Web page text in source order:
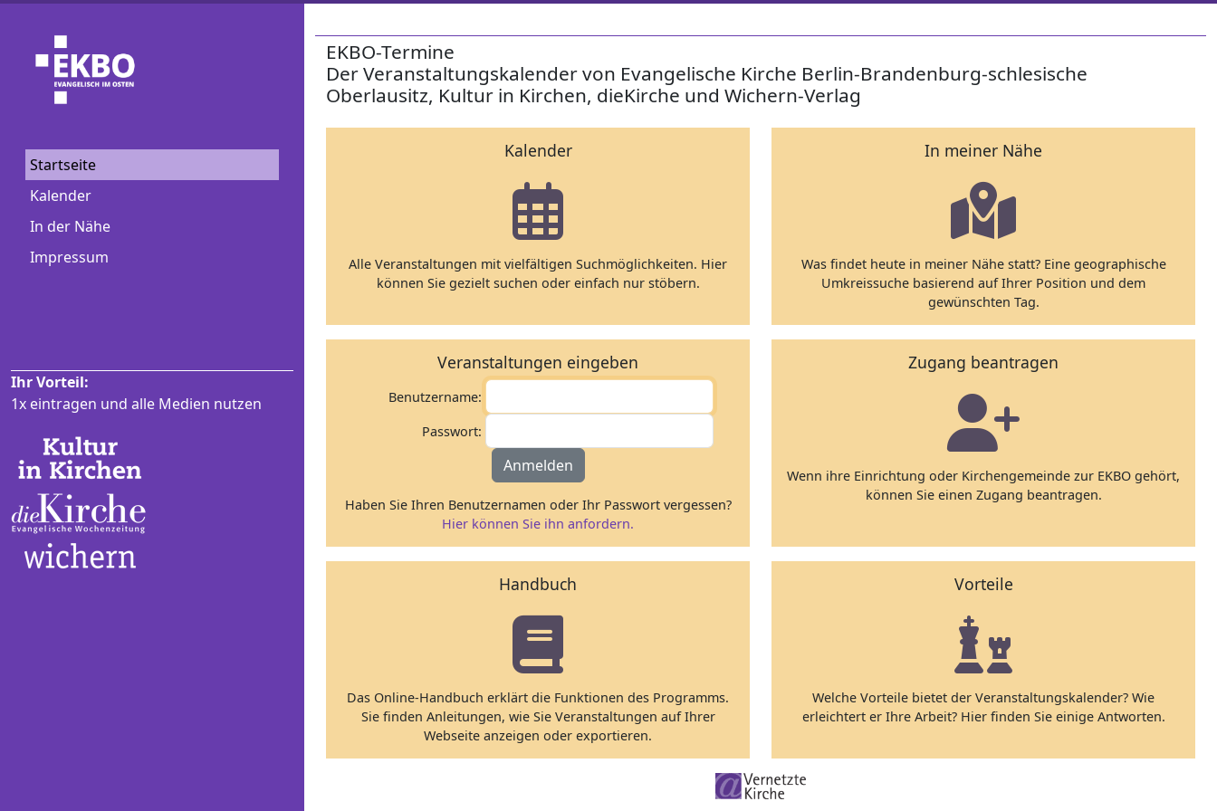
Startseite
Kalender
In der Nähe
Impressum
Ihr Vorteil:
1x eintragen und alle Medien nutzen
EKBO-Termine
Der Veranstaltungskalender von Evangelische Kirche Berlin-Brandenburg-schlesische
Oberlausitz, Kultur in Kirchen, dieKirche und Wichern-Verlag
Kalender
Alle Veranstaltungen mit vielfältigen Suchmöglichkeiten. Hier
können Sie gezielt suchen oder einfach nur stöbern.
In meiner Nähe
Was findet heute in meiner Nähe statt? Eine geographische
Umkreissuche basierend auf Ihrer Position und dem
gewünschten Tag.
Veranstaltungen eingeben
Benutzername:
Passwort:
Anmelden
Haben Sie Ihren Benutzernamen oder Ihr Passwort vergessen?
Hier können Sie ihn anfordern.
Zugang beantragen
Wenn ihre Einrichtung oder Kirchengemeinde zur EKBO gehört,
können Sie einen Zugang beantragen.
Handbuch
Das Online-Handbuch erklärt die Funktionen des Programms.
Sie finden Anleitungen, wie Sie Veranstaltungen auf Ihrer
Webseite anzeigen oder exportieren.
Vorteile
Welche Vorteile bietet der Veranstaltungskalender? Wie
erleichtert er Ihre Arbeit? Hier finden Sie einige Antworten.